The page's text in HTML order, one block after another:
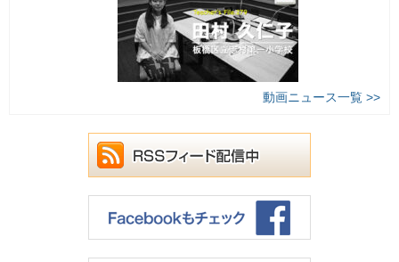
動画ニュース一覧 >>